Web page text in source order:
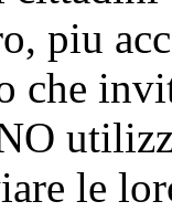
piu
che
le